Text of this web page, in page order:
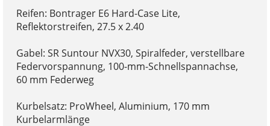
Reifen: Bontrager E6 Hard-Case Lite,
Reflektorstreifen, 27.5 x 2.40
Gabel: SR Suntour NVX30, Spiralfeder, verstellbare
Federvorspannung, 100-mm-Schnellspannachse,
60 mm Federweg
Kurbelsatz: ProWheel, Aluminium, 170 mm
Kurbelarmlänge